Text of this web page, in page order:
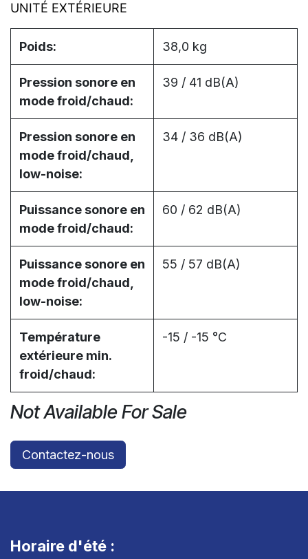
UNITÉ EXTÉRIEURE
Poids: 38,0 kg
Pression sonore en
mode froid/chaud:
39 / 41 dB(A)
Pression sonore en
mode froid/chaud,
low-noise:
34 / 36 dB(A)
Puissance sonore en
mode froid/chaud:
60 / 62 dB(A)
Puissance sonore en
mode froid/chaud,
low-noise:
55 / 57 dB(A)
Température
extérieure min.
froid/chaud:
-15 / -15 °C
Not Available For Sale
Contactez-nous
Horaire d'été :